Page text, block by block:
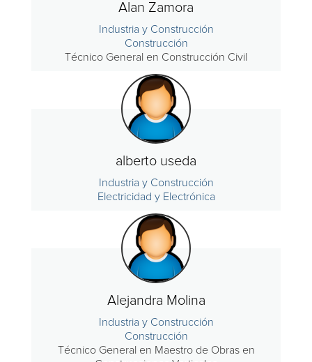
Alan Zamora
Industria y Construcción
Construcción
Técnico General en Construcción Civil
alberto useda
Industria y Construcción
Electricidad y Electrónica
Alejandra Molina
Industria y Construcción
Construcción
Técnico General en Maestro de Obras en